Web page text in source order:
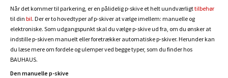
Når det kommer til parkering, er en pålidelig p-skive et helt uundværligttilbehør
til din bil. Der er to hovedtyper af p-skiver at vælge imellem: manuelle og
elektroniske. Som udgangspunkt skal du vælge p-skive ud fra, om du ønsker at
indstille p-skiven manuelt eller foretrækker automatiske p-skiver. Herunder kan
du læse mere om fordele og ulemper ved begge typer, som du finder hos
BAUHAUS.
Den manuelle p-skive